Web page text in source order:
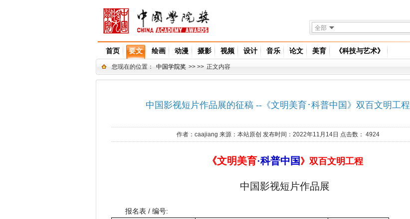
全部
首页 要文 绘画 动漫 摄影 视频 设计 音乐 论文 美育 《科技与艺术》
您现在的位置： 中国学院奖 >> >> 正文内容
中国影视短片作品展的征稿 --《文明美育･科普中国》双百文明工程
作者： caajiang 来源： 本站原创 发布时间：2022年11月14日 点击数： 4924
《文明美育·科普中国 》双百文明工程
中国影视短片作品展
报名表 / 编号: